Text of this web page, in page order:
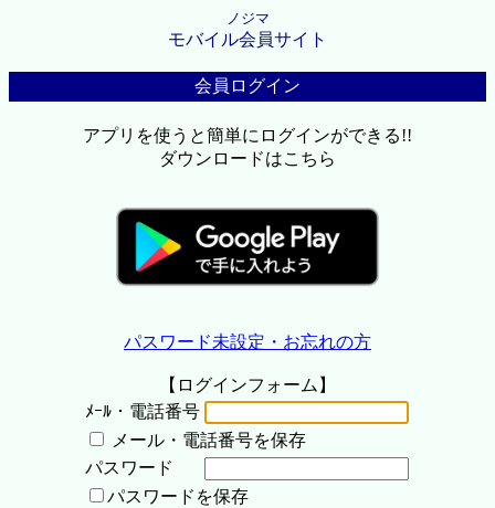
ノジマ
モバイル会員サイト
会員ログイン
アプリを使うと簡単にログインができる!!
ダウンロードはこちら
パスワード未設定・お忘れの方
【ログインフォーム】
ﾒｰﾙ・電話番号
メール・電話番号を保存
パスワード
パスワードを保存